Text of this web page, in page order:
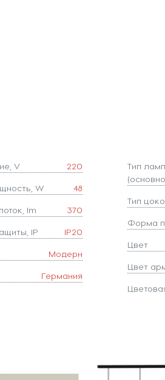
V 220
W 48
lm 370
IP IP20
Модерн
Германия
Тип
Тип
Форма
Цвет
Цвет